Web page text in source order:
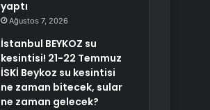
yaptı
Ağustos 7, 2026
İstanbul BEYKOZ su
kesintisi! 21-22 Temmuz
İSKİ Beykoz su kesintisi
ne zaman bitecek, sular
ne zaman gelecek?